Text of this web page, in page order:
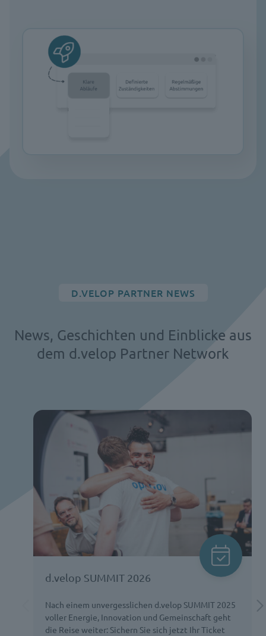
D.VELOP PARTNER NEWS
News, Geschichten und Einblicke aus
dem d.velop Partner Network
d.velop SUMMIT 2026
Nach einem unvergesslichen d.velop SUMMIT 2025
voller Energie, Innovation und Gemeinschaft geht
die Reise weiter: Sichern Sie sich jetzt Ihr Ticket